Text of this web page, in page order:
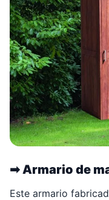
➡ Armario de
Este armario